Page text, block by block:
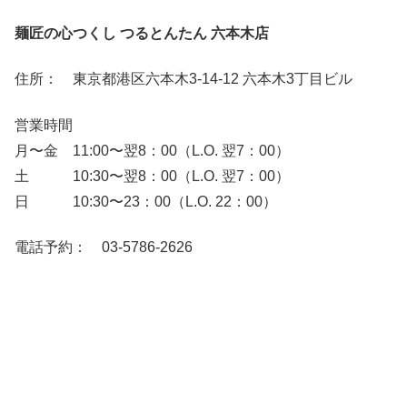
麺匠の心つくし つるとんたん 六本木店
住所： 東京都港区六本木3-14-12 六本木3丁目ビル
営業時間
月〜金 11:00〜翌8：00（L.O. 翌7：00）
土 10:30〜翌8：00（L.O. 翌7：00）
日 10:30〜23：00（L.O. 22：00）
電話予約： 03-5786-2626